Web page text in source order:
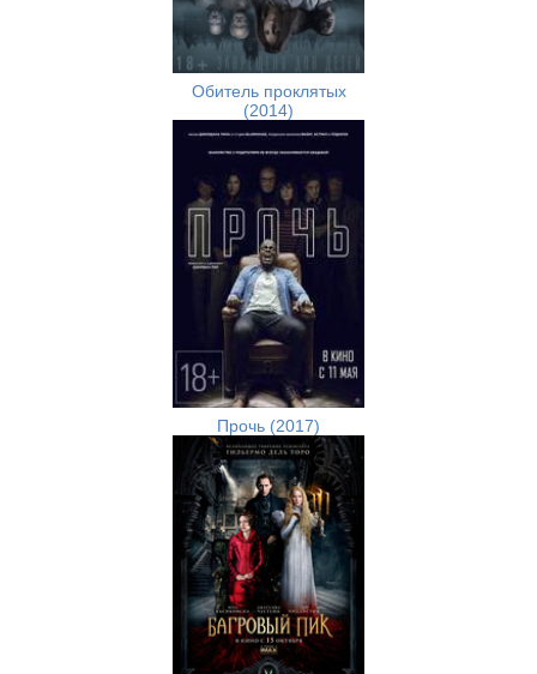
Обитель проклятых
(2014)
Прочь (2017)